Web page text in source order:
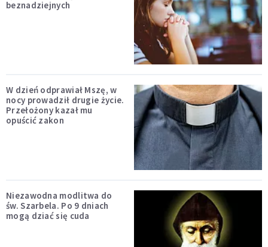
beznadziejnych
W dzień odprawiał Mszę, w
nocy prowadził drugie życie.
Przełożony kazał mu
opuścić zakon
Niezawodna modlitwa do
św. Szarbela. Po 9 dniach
mogą dziać się cuda